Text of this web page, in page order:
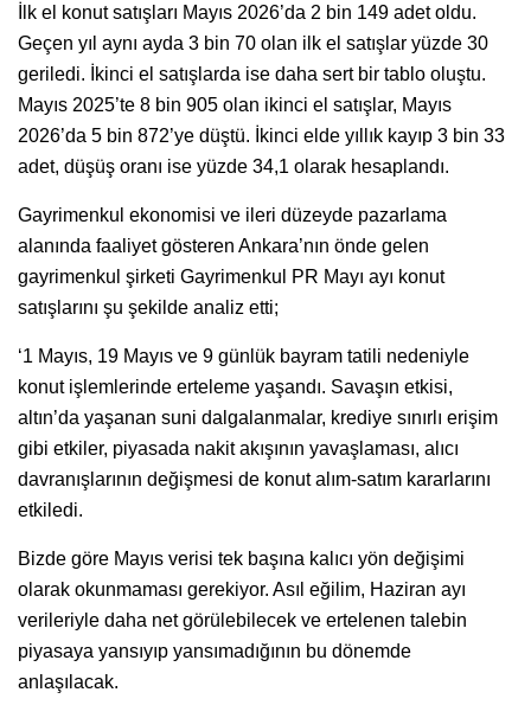
İlk el konut satışları Mayıs 2026’da 2 bin 149 adet oldu.
Geçen yıl aynı ayda 3 bin 70 olan ilk el satışlar yüzde 30
geriledi. İkinci el satışlarda ise daha sert bir tablo oluştu.
Mayıs 2025’te 8 bin 905 olan ikinci el satışlar, Mayıs
2026’da 5 bin 872’ye düştü. İkinci elde yıllık kayıp 3 bin 33
adet, düşüş oranı ise yüzde 34,1 olarak hesaplandı​.
Gayrimenkul ekonomisi ve ileri düzeyde pazarlama
alanında faaliyet gösteren Ankara’nın önde gelen
gayrimenkul şirketi Gayrimenkul PR Mayı ayı konut
satışlarını şu şekilde analiz etti;
‘1 Mayıs, 19 Mayıs ve 9 günlük bayram tatili nedeniyle
konut işlemlerinde erteleme yaşandı. Savaşın etkisi,
altın’da yaşanan suni dalgalanmalar, krediye sınırlı erişim
gibi etkiler, piyasada nakit akışının yavaşlaması, alıcı
davranışlarının değişmesi de konut alım-satım kararlarını
etkiledi.
Bizde göre Mayıs verisi tek başına kalıcı yön değişimi
olarak okunmaması gerekiyor. Asıl eğilim, Haziran ayı
verileriyle daha net görülebilecek ve ertelenen talebin
piyasaya yansıyıp yansımadığının bu dönemde
anlaşılacak.